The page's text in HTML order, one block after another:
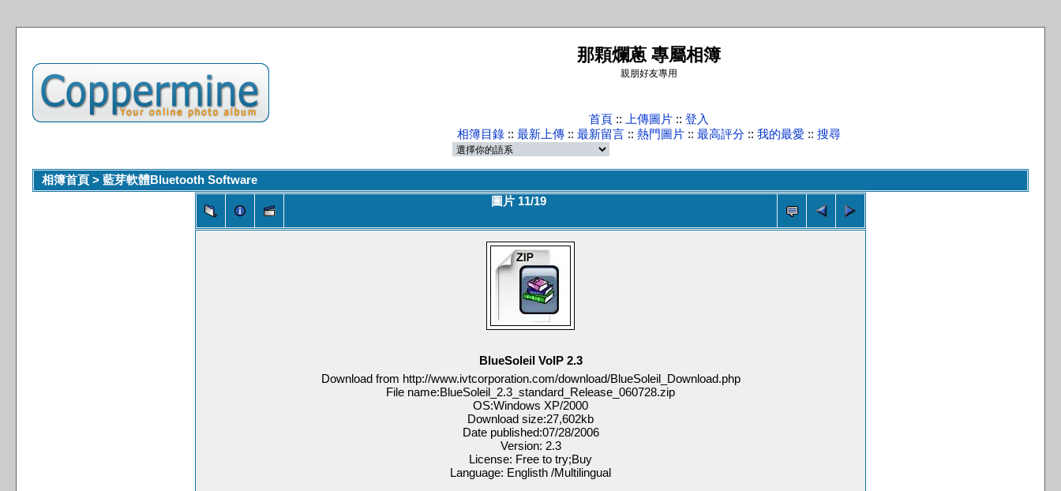
那顆爛蔥 專屬相簿
親朋好友專用
首頁 :: 上傳圖片 :: 登入
相簿目錄 :: 最新上傳 :: 最新留言 :: 熱門圖片 :: 最高評分 :: 我的最愛 :: 搜尋
相簿首頁 > 藍芽軟體Bluetooth Software
圖片 11/19
BlueSoleil VoIP 2.3
Download from http://www.ivtcorporation.com/download/BlueSoleil_Download.php
File name:BlueSoleil_2.3_standard_Release_060728.zip
OS:Windows XP/2000
Download size:27,602kb
Date published:07/28/2006
Version: 2.3
License: Free to try;Buy
Language: Englisth /Multilingual